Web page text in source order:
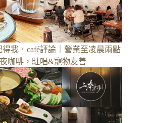
得我．café評論｜營業至凌晨兩點
咖啡，駐唱&寵物友善